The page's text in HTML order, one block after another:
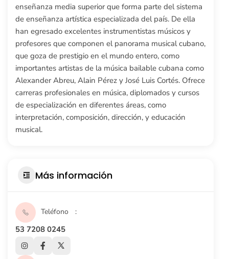
enseñanza media superior que forma parte del sistema
de enseñanza artística especializada del país. De ella
han egresado excelentes instrumentistas músicos y
profesores que componen el panorama musical cubano,
que goza de prestigio en el mundo entero, como
importantes artistas de la música bailable cubana como
Alexander Abreu, Alain Pérez y José Luis Cortés. Ofrece
carreras profesionales en música, diplomados y cursos
de especialización en diferentes áreas, como
interpretación, composición, dirección, y educación
musical.
Más información
Teléfono
53 7208 0245